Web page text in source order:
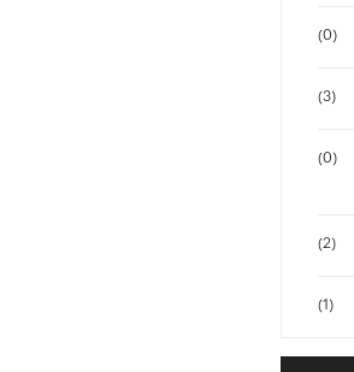
(0)
(3)
(0)
(2)
(1)